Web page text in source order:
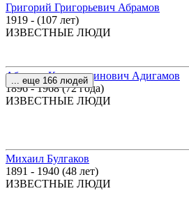
Григорий Григорьевич Абрамов
1919 - (107 лет)
ИЗВЕСТНЫЕ ЛЮДИ
Абдулла Камалетдинович Адигамов
1896 - 1968 (72 года)
ИЗВЕСТНЫЕ ЛЮДИ
... еще 166 людей
Михаил Булгаков
1891 - 1940 (48 лет)
ИЗВЕСТНЫЕ ЛЮДИ